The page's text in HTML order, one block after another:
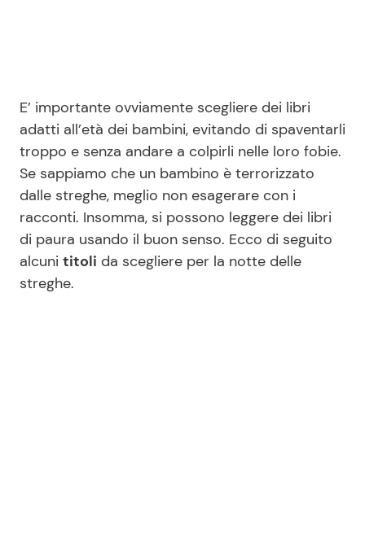
Chi siamo
Disclaimer e Privacy
Redazione
Contattaci
Pubblicità
Privacy Policy
E’ importante ovviamente scegliere dei libri
adatti all’età dei bambini, evitando di spaventarli
troppo e senza andare a colpirli nelle loro fobie.
Se sappiamo che un bambino è terrorizzato
dalle streghe, meglio non esagerare con i
racconti. Insomma, si possono leggere dei libri
di paura usando il buon senso. Ecco di seguito
alcuni titoli da scegliere per la notte delle
streghe.